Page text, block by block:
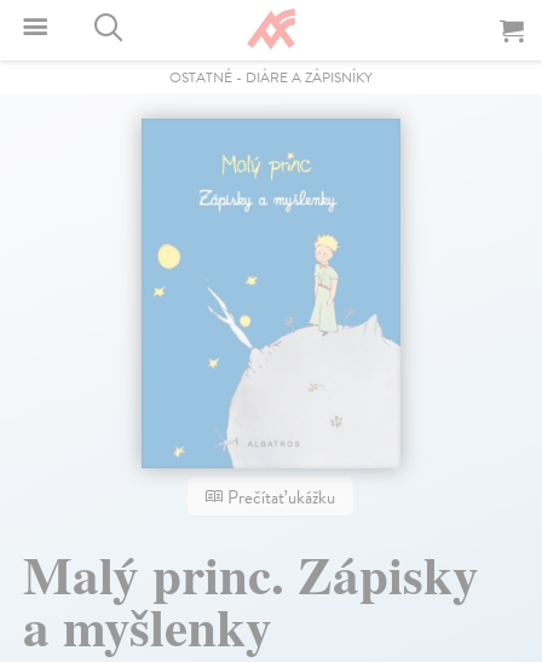
OSTATNÉ - DIÁRE A ZÁPISNÍKY
Prečítať ukážku
Malý princ. Zápisky
a myšlenky